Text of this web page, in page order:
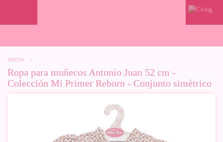
0
INICIO >
Ropa para muñecos Antonio Juan 52 cm -
Colección Mi Primer Reborn - Conjunto simétrico